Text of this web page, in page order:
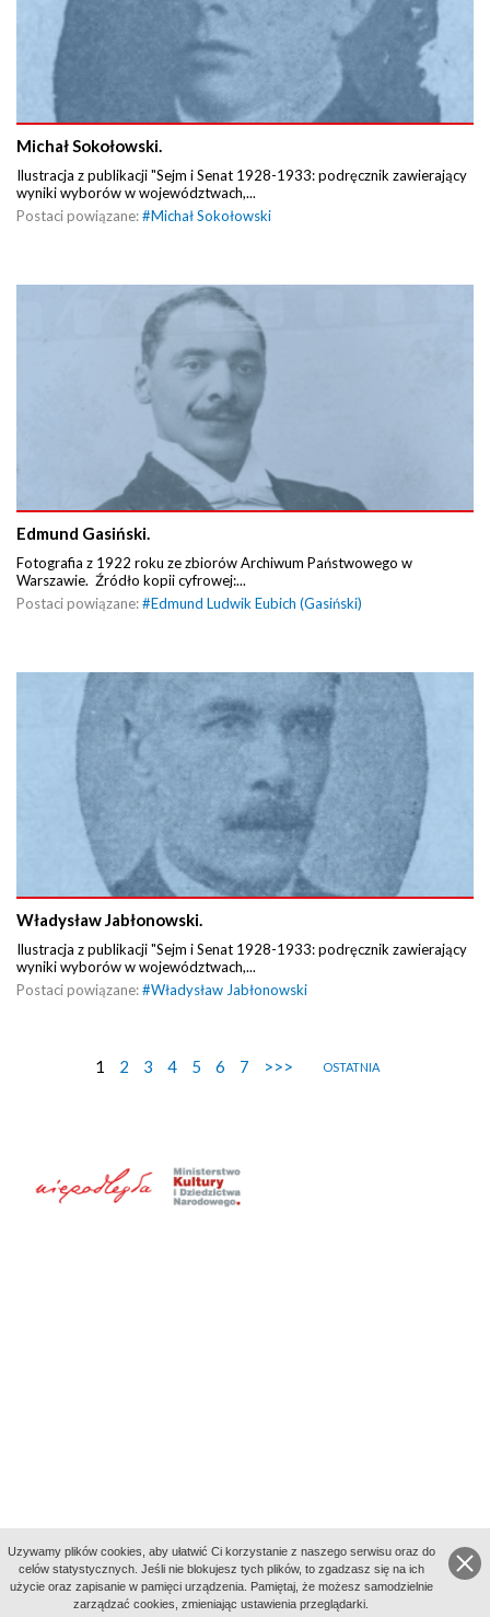
Michał Sokołowski.
Ilustracja z publikacji "Sejm i Senat 1928-1933: podręcznik zawierający
wyniki wyborów w województwach,...
Postaci powiązane:#Michał Sokołowski
Edmund Gasiński.
Fotografia z 1922 roku ze zbiorów Archiwum Państwowego w
Warszawie. Źródło kopii cyfrowej:...
Postaci powiązane:#Edmund Ludwik Eubich (Gasiński)
Władysław Jabłonowski.
Ilustracja z publikacji "Sejm i Senat 1928-1933: podręcznik zawierający
wyniki wyborów w województwach,...
Postaci powiązane:#Władysław Jabłonowski
1 2 3 4 5 6 7 >>> OSTATNIA
Uzywamy plików cookies, aby ułatwić Ci korzystanie z naszego serwisu oraz do
celów statystycznych. Jeśli nie blokujesz tych plików, to zgadzasz się na ich
użycie oraz zapisanie w pamięci urządzenia. Pamiętaj, że możesz samodzielnie
zarządzać cookies, zmieniając ustawienia przeglądarki.